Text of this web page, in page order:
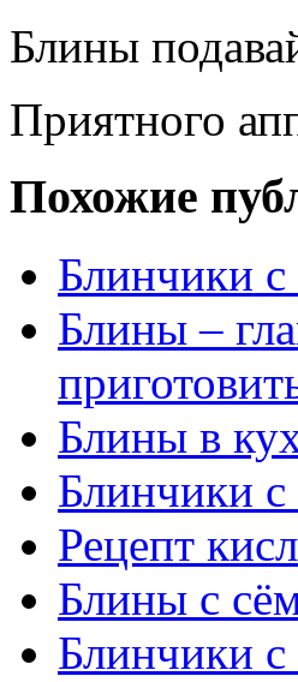
Блины
Приятного
Похожие
Блинчики
Блины –
Блины в
Блинчики
Рецепт
Блины с
Блинчики